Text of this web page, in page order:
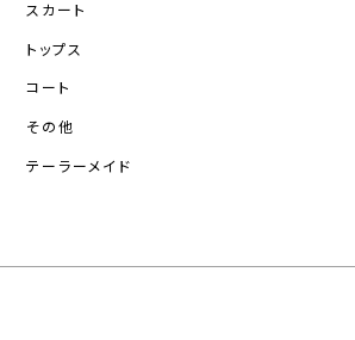
スカート
トップス
コート
その他
テーラーメイド